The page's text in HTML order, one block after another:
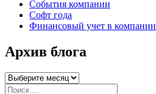
События компании
Софт года
Финансовый учет в компании
Архив блога
Архив
блога
Искать: